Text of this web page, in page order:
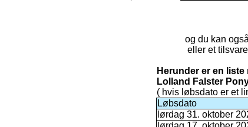
og du kan
eller et
Herunder er en
Lolland Falster
( hvis løbsdato er et
Løbsdato
lørdag 31. oktober